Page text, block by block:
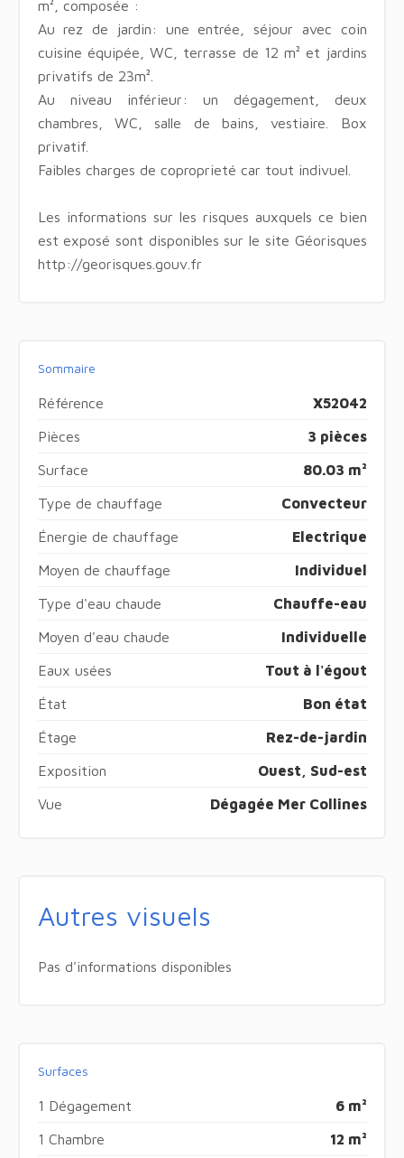
m², composée :
Au rez de jardin: une entrée, séjour avec coin
cuisine équipée, WC, terrasse de 12 m² et jardins
privatifs de 23m².
Au niveau inférieur: un dégagement, deux
chambres, WC, salle de bains, vestiaire. Box
privatif.
Faibles charges de coproprieté car tout indivuel.
Les informations sur les risques auxquels ce bien
est exposé sont disponibles sur le site Géorisques
http://georisques.gouv.fr
Sommaire
Référence X52042
Pièces 3 pièces
Surface 80.03 m²
Type de chauffage Convecteur
Énergie de chauffage Electrique
Moyen de chauffage Individuel
Type d'eau chaude Chauffe-eau
Moyen d'eau chaude Individuelle
Eaux usées Tout à l'égout
État Bon état
Étage Rez-de-jardin
Exposition Ouest, Sud-est
Vue Dégagée Mer Collines
Autres visuels
Pas d'informations disponibles
Surfaces
1 Dégagement 6 m²
1 Chambre 12 m²